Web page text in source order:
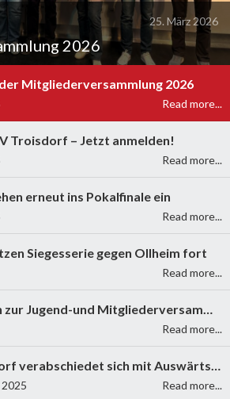
25. März 2026
2026
Mitgliederversammlung 2026
Read more...
Troisdorf – Jetzt anmelden!
Read more...
erneut ins Pokalfinale ein
Read more...
Siegesserie gegen Ollheim fort
Read more...
Einladungen zur Jugend-und Mitgliederversammlung 2026
Read more...
HSV Troisdorf verabschiedet sich mit Auswärtssieg in die Winterpause
Read more...